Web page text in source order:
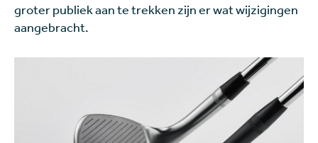
groter publiek aan te trekken zijn er wat wijzigingen
aangebracht.